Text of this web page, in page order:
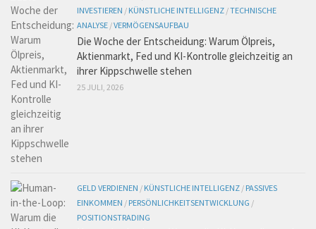
INVESTIEREN / KÜNSTLICHE INTELLIGENZ /TECHNISCHE
ANALYSE /VERMÖGENSAUFBAU
Die Woche der Entscheidung: Warum Ölpreis,
Aktienmarkt, Fed und KI-Kontrolle gleichzeitig an
ihrer Kippschwelle stehen
25 JULI, 2026
GELD VERDIENEN / KÜNSTLICHE INTELLIGENZ / PASSIVES
EINKOMMEN / PERSÖNLICHKEITSENTWICKLUNG /
POSITIONSTRADING